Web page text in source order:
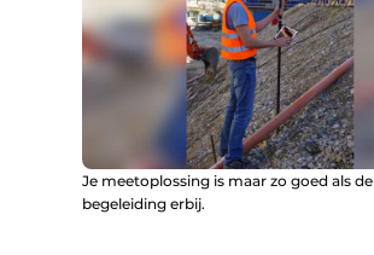
Je meetoplossing is maar zo goed als de
begeleiding erbij.